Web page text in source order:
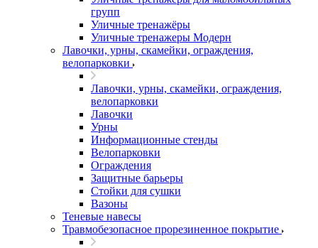
групп
Уличные тренажёры
Уличные тренажеры Модерн
Лавочки, урны, скамейки, ограждения,
велопарковки
Лавочки, урны, скамейки, ограждения,
велопарковки
Лавочки
Урны
Информационные стенды
Велопарковки
Ограждения
Защитные барьеры
Стойки для сушки
Вазоны
Теневые навесы
Травмобезопасное прорезиненное покрытие